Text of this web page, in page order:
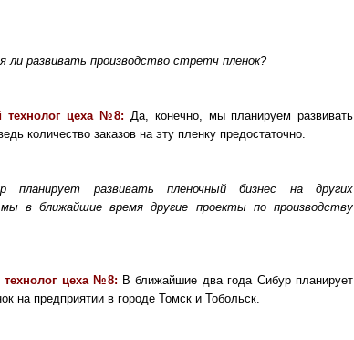
ли развивать производство стретч пленок?
технолог цеха №8: Да, конечно, мы планируем развивать
количество заказов на эту пленку предостаточно.
планирует развивать пленочный бизнес на других
в ближайшие время другие проекты по производству
цеха №8: В ближайшие два года Сибур планирует
на предприятии в городе Томск и Тобольск.